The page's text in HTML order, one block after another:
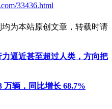
33436.html
为本站原创文章，转载时请
逼近甚至超过人类，方向把
万辆，同比增长 68.7%